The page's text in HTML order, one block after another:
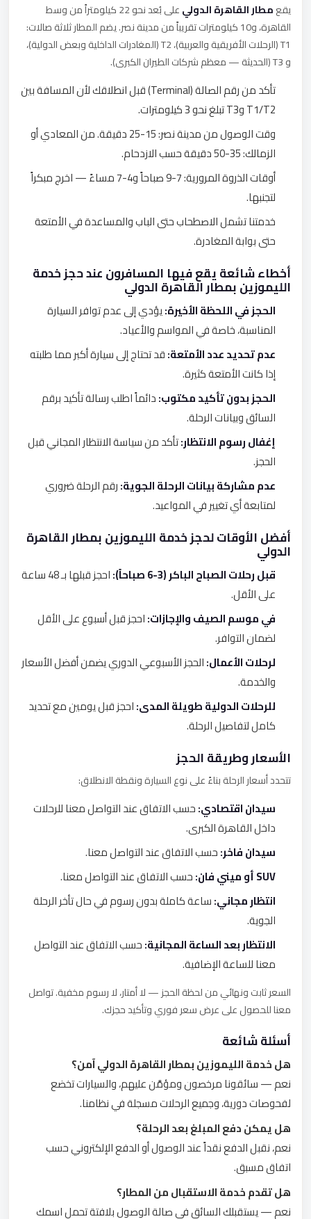
يقعمطار القاهرة الدولي
على بُعد نحو 22 كيلومتراً من وسط
القاهرة، و10 كيلومترات تقريباً من مدينة نصر. يضم المطار ثلاثة صالات:
T1 (الرحلات الأفريقية والعربية)، T2 (المغادرات الداخلية وبعض الدولية)،
تأكد من رقم الصالة (Terminal) قبل انطلاقك لأن المسافة بين
T1/T2 وT3 تبلغ نحو 3 كيلومترات.
وقت الوصول من مدينة نصر: 15-25 دقيقة. من المعادي أو
الزمالك: 35-50 دقيقة حسب الازدحام.
أوقات الذروة المرورية: 7-9 صباحاً و4-7 مساءً — اخرج مبكراً
لتجنبها.
خدمتنا تشمل الاصطحاب حتى الباب والمساعدة في الأمتعة
حتى بوابة المغادرة.
أخطاء شائعة يقع فيها المسافرون عند حجز خدمة
الليموزين بمطار القاهرة الدولي
الحجز في اللحظة الأخيرة:يؤدي إلى عدم توافر السيارة
المناسبة، خاصة في المواسم والأعياد.
عدم تحديد عدد الأمتعة:قد تحتاج إلى سيارة أكبر مما طلبته
إذا كانت الأمتعة كثيرة.
الحجز بدون تأكيد مكتوب:دائماً اطلب رسالة تأكيد برقم
السائق وبيانات الرحلة.
إغفال رسوم الانتظار:تأكد من سياسة الانتظار المجاني قبل
الحجز.
عدم مشاركة بيانات الرحلة الجوية:رقم الرحلة ضروري
لمتابعة أي تغيير في المواعيد.
أفضل الأوقات لحجز خدمة الليموزين بمطار القاهرة
الدولي
قبل رحلات الصباح الباكر (3-6 صباحاً):
احجز قبلها بـ 48 ساعة
على الأقل.
في موسم الصيف والإجازات:احجز قبل أسبوع على الأقل
لضمان التوافر.
لرحلات الأعمال:الحجز الأسبوعي الدوري يضمن أفضل الأسعار
والخدمة.
للرحلات الدولية طويلة المدى:احجز قبل يومين مع تحديد
كامل لتفاصيل الرحلة.
الأسعار وطريقة الحجز
تتحدد أسعار الرحلة بناءً على نوع السيارة ونقطة الانطلاق:
سيدان اقتصادي:حسب الاتفاق عند التواصل معنا للرحلات
داخل القاهرة الكبرى.
سيدان فاخر:حسب الاتفاق عند التواصل معنا.
SUV أو ميني فان:
حسب الاتفاق عند التواصل معنا.
انتظار مجاني:ساعة كاملة بدون رسوم في حال تأخر الرحلة
الجوية.
الانتظار بعد الساعة المجانية:حسب الاتفاق عند التواصل
معنا للساعة الإضافية.
السعر ثابت ونهائي من لحظة الحجز — لا أمتار، لا رسوم مخفية. تواصل
معنا للحصول على عرض سعر فوري وتأكيد حجزك.
أسئلة شائعة
هل خدمة الليموزين بمطار القاهرة الدولي آمن؟
نعم — سائقونا مرخصون ومؤمَّن عليهم، والسيارات تخضع
لفحوصات دورية، وجميع الرحلات مسجلة في نظامنا.
هل يمكن دفع المبلغ بعد الرحلة؟
نعم، نقبل الدفع نقداً عند الوصول أو الدفع الإلكتروني حسب
اتفاق مسبق.
هل تقدم خدمة الاستقبال من المطار؟
نعم — يستقبلك السائق في صالة الوصول بلافتة تحمل اسمك